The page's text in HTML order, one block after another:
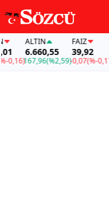
ALTIN
6.660,55
167,96(%2,59)
FAİZ
39,92
-0,07(%-0,17)